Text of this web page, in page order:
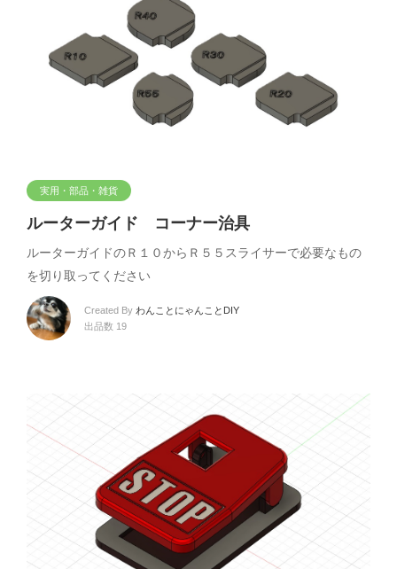
実用・部品・雑貨
ルーターガイド コーナー治具
ルーターガイドのＲ１０からＲ５５スライサーで必要なもの
を切り取ってください
Created By わんことにゃんことDIY
出品数 19